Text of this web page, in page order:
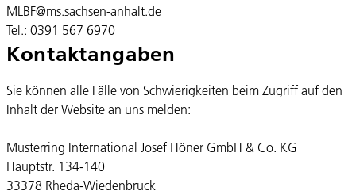
MLBF@ms.sachsen-​anhalt.de
Tel.: 0391 567 6970
Kontaktangaben
Sie können alle Fälle von Schwierigkeiten beim Zugriff auf den
Inhalt der Website an uns melden:
Musterring International Josef Höner GmbH & Co. KG
Hauptstr. 134-140
33378 Rheda-Wiedenbrück